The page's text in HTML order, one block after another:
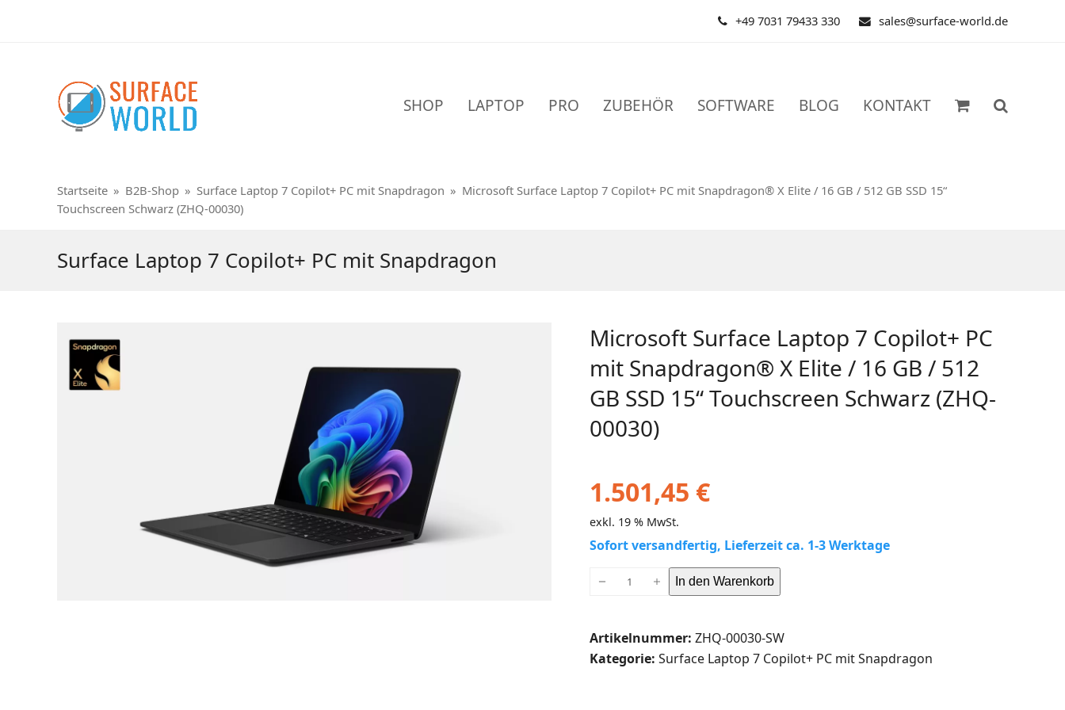
+49 7031 79433 330 sales@surface-world.de
SHOP LAPTOP PRO ZUBEHÖR SOFTWARE BLOG KONTAKT
Startseite » B2B-Shop » Surface Laptop 7 Copilot+ PC mit Snapdragon » Microsoft Surface Laptop 7 Copilot+ PC mit Snapdragon® X Elite / 16 GB / 512 GB SSD 15“
Touchscreen Schwarz (ZHQ-00030)
Surface Laptop 7 Copilot+ PC mit Snapdragon
Microsoft Surface Laptop 7 Copilot+ PC
mit Snapdragon® X Elite / 16 GB / 512
GB SSD 15“ Touchscreen Schwarz (ZHQ-
00030)
1.501,45 €
exkl. 19 % MwSt.
Sofort versandfertig, Lieferzeit ca. 1-3 Werktage
Microsoft
7
Copilot+
In den Warenkorb
Artikelnummer: ZHQ-00030-SW
Kategorie: Surface Laptop 7 Copilot+ PC mit Snapdragon